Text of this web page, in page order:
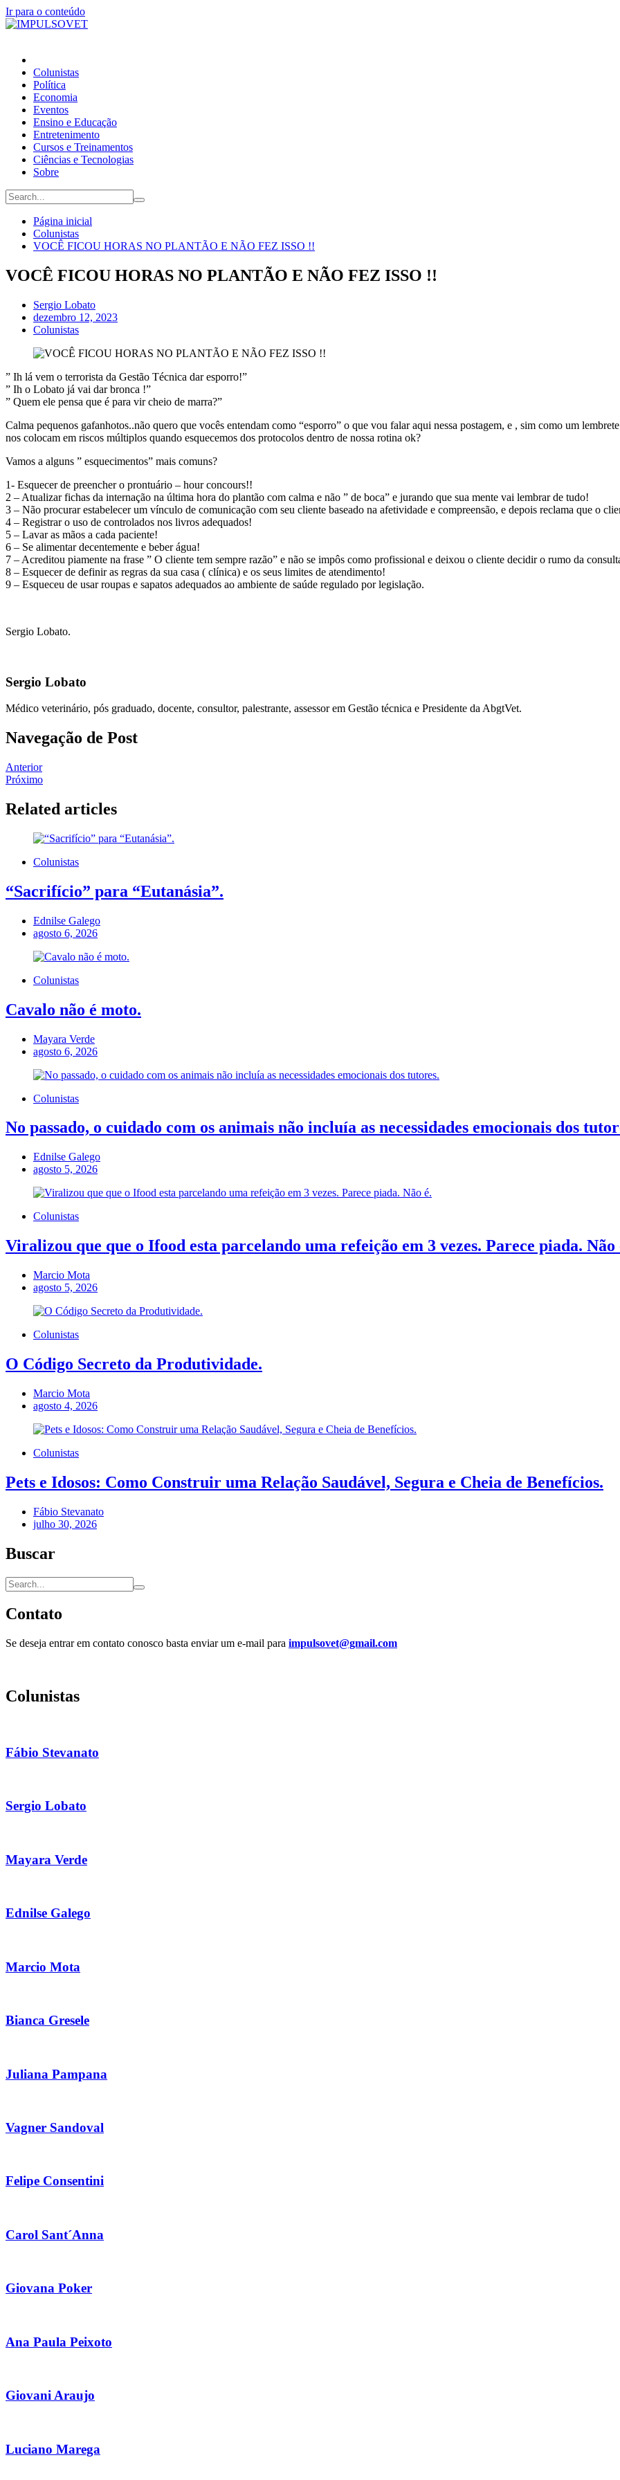
Ir para o conteúdo
Colunistas
Política
Economia
Eventos
Ensino e Educação
Entretenimento
Cursos e Treinamentos
Ciências e Tecnologias
Sobre
Página inicial
Colunistas
VOCÊ FICOU HORAS NO PLANTÃO E NÃO FEZ ISSO !!
VOCÊ FICOU HORAS NO PLANTÃO E NÃO FEZ ISSO !!
Sergio Lobato
dezembro 12, 2023
Colunistas
” Ih lá vem o terrorista da Gestão Técnica dar esporro!”
” Ih o Lobato já vai dar bronca !”
” Quem ele pensa que é para vir cheio de marra?”
Calma pequenos gafanhotos..não quero que vocês entendam como “esporro” o que vou falar aqui nessa postagem, e , sim como um
nos colocam em riscos múltiplos quando esquecemos dos protocolos dentro de nossa rotina ok?
Vamos a alguns ” esquecimentos” mais comuns?
1- Esquecer de preencher o prontuário – hour concours!!
2 – Atualizar fichas da internação na última hora do plantão com calma e não ” de boca” e jurando que sua mente vai lembrar de tudo!
3 – Não procurar estabelecer um vínculo de comunicação com seu cliente baseado na afetividade e compreensão, e depois reclama que o
4 – Registrar o uso de controlados nos livros adequados!
5 – Lavar as mãos a cada paciente!
6 – Se alimentar decentemente e beber água!
7 – Acreditou piamente na frase ” O cliente tem sempre razão” e não se impôs como profissional e deixou o cliente decidir o rumo da
8 – Esquecer de definir as regras da sua casa ( clínica) e os seus limites de atendimento!
9 – Esqueceu de usar roupas e sapatos adequados ao ambiente de saúde regulado por legislação.
Sergio Lobato.
Sergio Lobato
Médico veterinário, pós graduado, docente, consultor, palestrante, assessor em Gestão técnica e Presidente da AbgtVet.
Navegação de Post
Anterior
Próximo
Related articles
Colunistas
“Sacrifício” para “Eutanásia”.
Ednilse Galego
agosto 6, 2026
Colunistas
Cavalo não é moto.
Mayara Verde
agosto 6, 2026
Colunistas
No passado, o cuidado com os animais não incluía as necessidades emocionais dos
Ednilse Galego
agosto 5, 2026
Colunistas
Viralizou que que o Ifood esta parcelando uma refeição em 3 vezes. Parece piada. Não
Marcio Mota
agosto 5, 2026
Colunistas
O Código Secreto da Produtividade.
Marcio Mota
agosto 4, 2026
Colunistas
Pets e Idosos: Como Construir uma Relação Saudável, Segura e Cheia de Benefícios.
Fábio Stevanato
julho 30, 2026
Buscar
Contato
Se deseja entrar em contato conosco basta enviar um e-mail para impulsovet@gmail.com
Colunistas
Fábio Stevanato
Sergio Lobato
Mayara Verde
Ednilse Galego
Marcio Mota
Bianca Gresele
Juliana Pampana
Vagner Sandoval
Felipe Consentini
Carol Sant´Anna
Giovana Poker
Ana Paula Peixoto
Giovani Araujo
Luciano Marega